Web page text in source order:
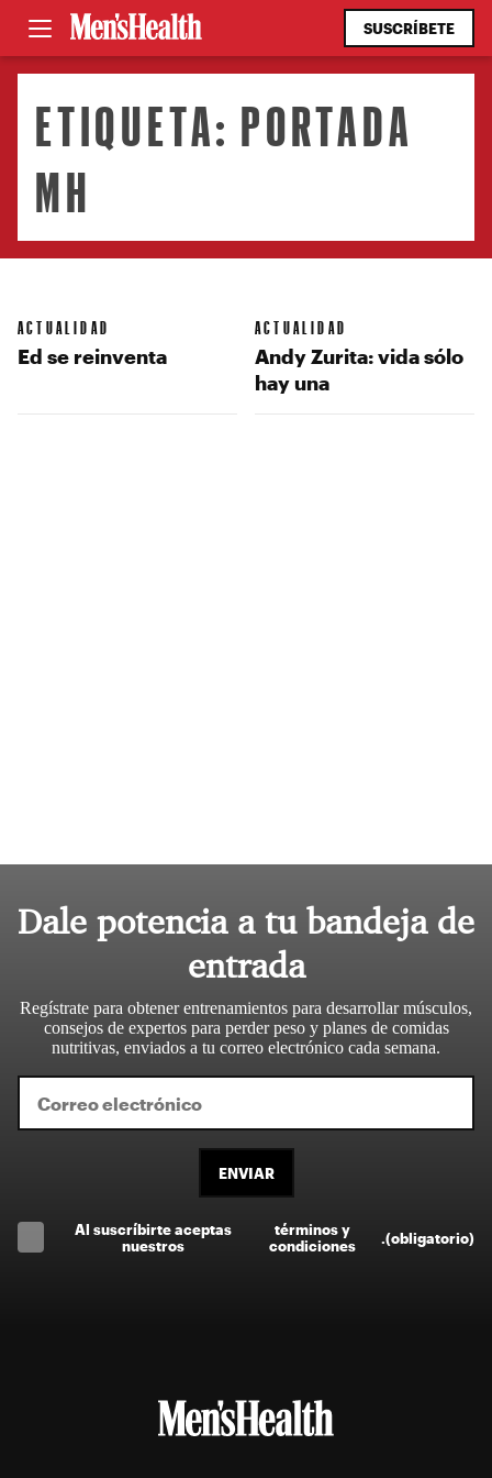
SUSCRÍBETE
ETIQUETA: PORTADA
MH
ACTUALIDAD
Ed se reinventa
ACTUALIDAD
Andy Zurita: vida sólo
hay una
Dale potencia a tu bandeja de
entrada
Regístrate para obtener entrenamientos para desarrollar músculos,
consejos de expertos para perder peso y planes de comidas
nutritivas, enviados a tu correo electrónico cada semana.
ENVIAR
Al suscríbirte aceptas
nuestros
términos y
condiciones
(obligatorio)